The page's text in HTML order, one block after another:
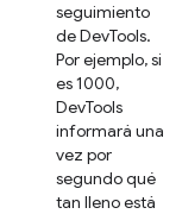
seguimiento
de DevTools.
Por ejemplo, si
es 1000,
DevTools
informará una
vez por
segundo qué
tan lleno está